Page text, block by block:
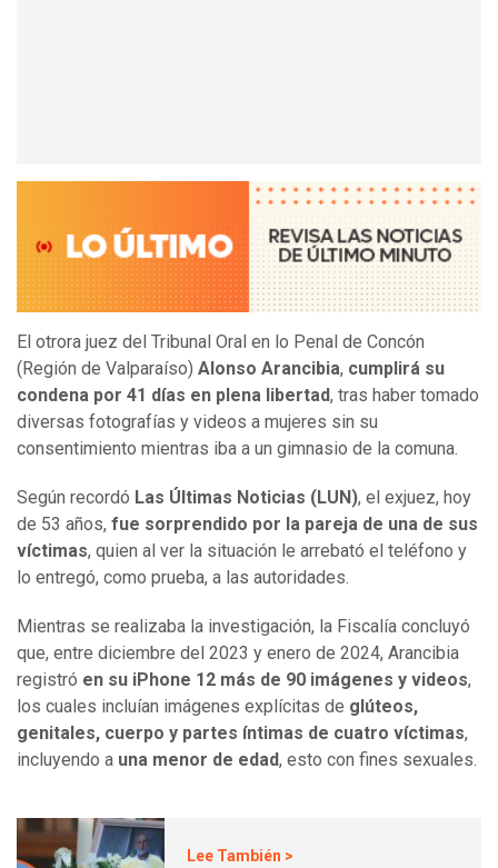
El otrora juez del Tribunal Oral en lo Penal de Concón
(Región de Valparaíso) Alonso Arancibia, cumplirá su
condena por 41 días en plena libertad, tras haber tomado
diversas fotografías y videos a mujeres sin su
consentimiento mientras iba a un gimnasio de la comuna.
Según recordó Las Últimas Noticias (LUN), el exjuez, hoy
de 53 años, fue sorprendido por la pareja de una de sus
víctimas, quien al ver la situación le arrebató el teléfono y
lo entregó, como prueba, a las autoridades.
Mientras se realizaba la investigación, la Fiscalía concluyó
que, entre diciembre del 2023 y enero de 2024, Arancibia
registró en su iPhone 12 más de 90 imágenes y videos,
los cuales incluían imágenes explícitas de glúteos,
genitales, cuerpo y partes íntimas de cuatro víctimas,
incluyendo a una menor de edad, esto con fines sexuales.
Lee También >